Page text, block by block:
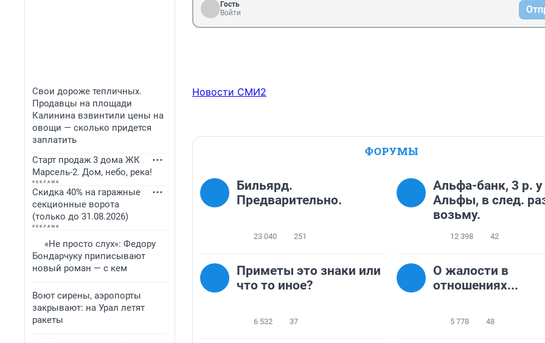
Свои дороже тепличных.
Продавцы на площади
Калинина взвинтили цены на
овощи — сколько придется
заплатить
Старт продаж 3 дома ЖК
Марсель-2. Дом, небо, река!
Скидка 40% на гаражные
секционные ворота
(только до 31.08.2026)
«Не просто слух»: Федору
Бондарчуку приписывают
новый роман — с кем
Воют сирены, аэропорты
закрывают: на Урал летят
ракеты
Гость
Войти
Новости СМИ2
ФОРУМЫ
Бильярд.
Предварительно.
23 040 251
Альфа-банк, 3 р. у
Альфы, в след.
возьму.
12 398 42
Приметы это знаки или
что то иное?
6 532 37
О жалости в
отношениях...
5 778 48